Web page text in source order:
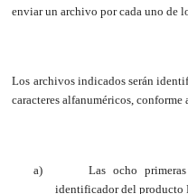
enviar un archivo por cada uno de
Los archivos indicados serán
caracteres alfanuméricos, conforme
a)
Las ocho
identificador del producto